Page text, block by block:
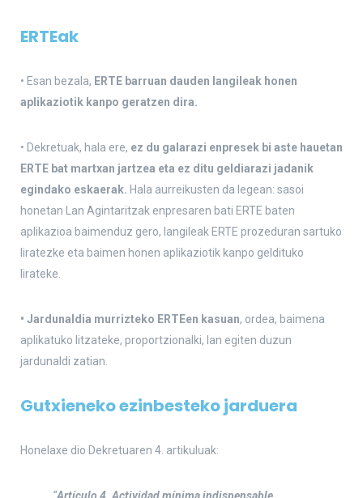
ERTEak
• Esan bezala, ERTE barruan dauden langileak honen
aplikaziotik kanpo geratzen dira.
• Dekretuak, hala ere, ez du galarazi enpresek bi aste hauetan
ERTE bat martxan jartzea eta ez ditu geldiarazi jadanik
egindako eskaerak. Hala aurreikusten da legean: sasoi
honetan Lan Agintaritzak enpresaren bati ERTE baten
aplikazioa baimenduz gero, langileak ERTE prozeduran sartuko
liratezke eta baimen honen aplikaziotik kanpo geldituko
lirateke.
• Jardunaldia murrizteko ERTEen kasuan, ordea, baimena
aplikatuko litzateke, proportzionalki, lan egiten duzun
jardunaldi zatian.
Gutxieneko ezinbesteko jarduera
Honelaxe dio Dekretuaren 4. artikuluak: